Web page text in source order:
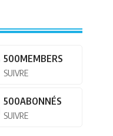
500MEMBERS
SUIVRE
500ABONNÉS
SUIVRE